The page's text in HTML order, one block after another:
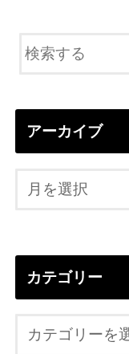
アーカイブ
カテゴリー